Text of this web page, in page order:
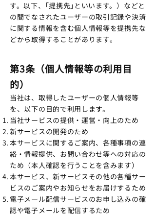
す。以下、｢提携先｣といいます。）などと
の間でなされたユーザーの取引記録や決済
に関する情報を含む個人情報等を提携先な
どから取得することがあります。
第3条（個人情報等の利用目
的）
当社は、取得したユーザーの個人情報等
を、以下の目的で利用します。
当社サービスの提供・運営・向上のため
新サービスの開発のため
本サービスに関するご案内、各種事項の連
絡・情報提供、お問い合わせ等への対応の
ため（本人確認を行うことを含みます）
本サービス、新サービスその他の各種サー
ビスのご案内やお知らせをお届けするため
電子メール配信サービスのお申し込みの確
認や電子メールを配信するため